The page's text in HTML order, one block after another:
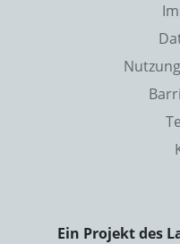
Ein Projekt des